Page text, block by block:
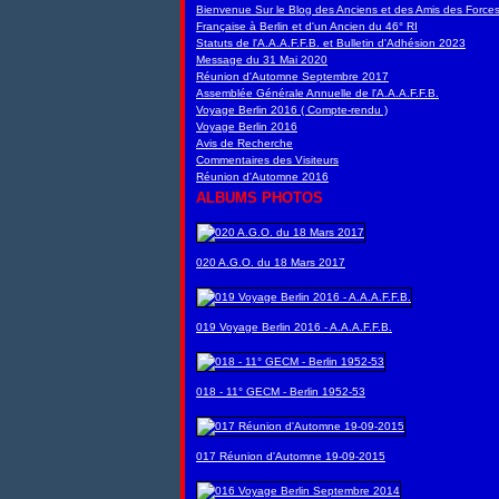
Bienvenue Sur le Blog des Anciens et des Amis des Forces
Française à Berlin et d'un Ancien du 46° RI
Statuts de l'A.A.A.F.F.B. et Bulletin d'Adhésion 2023
Message du 31 Mai 2020
Réunion d'Automne Septembre 2017
Assemblée Générale Annuelle de l'A.A.A.F.F.B.
Voyage Berlin 2016 ( Compte-rendu )
Voyage Berlin 2016
Avis de Recherche
Commentaires des Visiteurs
Réunion d'Automne 2016
ALBUMS PHOTOS
020 A.G.O. du 18 Mars 2017
019 Voyage Berlin 2016 - A.A.A.F.F.B.
018 - 11° GECM - Berlin 1952-53
017 Réunion d'Automne 19-09-2015